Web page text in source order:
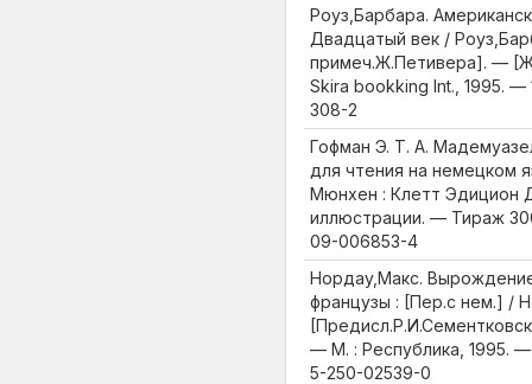
Роуз,Барбара.
Двадцатый век /
примеч.Ж.Петивера]. —
Skira bookking Int., 1995.
308-2
Гофман Э. Т. А.
для чтения на немецком
Мюнхен : Клетт Эдицион
иллюстрации. — Тираж
09-006853-4
Нордау,Макс.
французы : [Пер.с нем.] /
— М. : Республика, 1995.
5-250-02539-0